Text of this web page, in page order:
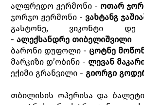
ალფრედო ჟერმონი - ოთარ
ჯორჯო ჟერმონი - ვახტანგ
გასტონე, ვიკონტი დე
-ალექსანდრე თიბელიშვილი
ბარონი დუფოლი - ცოტნე
მარკიზი დ’ობინი - ლევან
ექიმი გრანვილი - გიორგი
თბილისის ოპერისა და